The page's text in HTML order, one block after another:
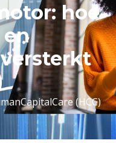
hoe
(HCC)